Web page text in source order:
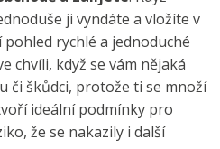
ji vyndáte a vložíte v
rychlé a jednoduché
chvíli, když se vám nějaká
či škůdci, protože ti se množí
ideální podmínky pro
že se nakazily i další